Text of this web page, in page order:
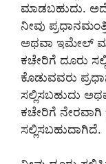
ಮಾಡಬಹುದು.
ನೀವು
ಅಥವಾ ಇಮೇಲ್
ಕಚೇರಿಗೆ ದೂರು
ಕೊಡುವವರು
ಸಲ್ಲಿಸಬಹುದು
ಕಚೇರಿಗೆ
ಸಲ್ಲಿಸಬಹುದಾಗಿದೆ.